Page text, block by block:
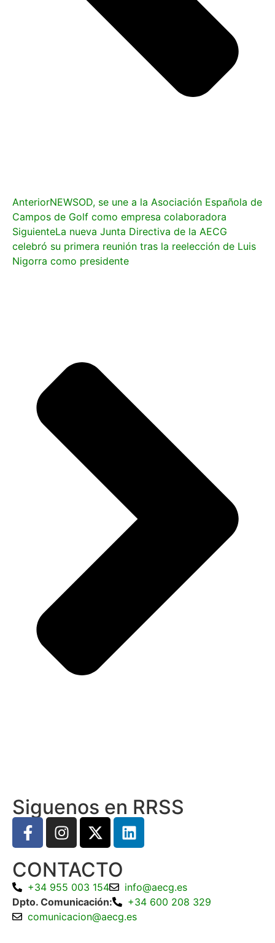
AnteriorNEWSOD, se une a la Asociación Española de
Campos de Golf como empresa colaboradora
SiguienteLa nueva Junta Directiva de la AECG
celebró su primera reunión tras la reelección de Luis
Nigorra como presidente
Siguenos en RRSS
CONTACTO
+34 955 003 154
info@aecg.es
Dpto. Comunicación:
+34 600 208 329
comunicacion@aecg.es